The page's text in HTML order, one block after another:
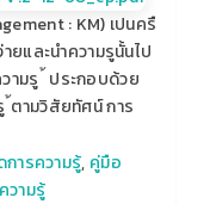
: KM) เปนครื
ยและนําความรูนั้นไป
ามรู ้ ประกอบด้วย
ตามวิสัยทัศน์ การ
การความรู้, คู่มือ
วามรู้